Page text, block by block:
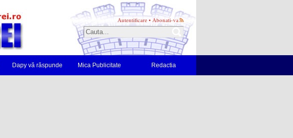
Autentificare • Abonati-va
Dapy vă răspunde Mica Publicitate Redactia